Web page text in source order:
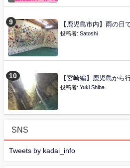
【鹿児島市内】雨の日
投稿者: Satoshi
【宮崎編】鹿児島から
投稿者: Yuki Shiba
SNS
Tweets by kadai_info